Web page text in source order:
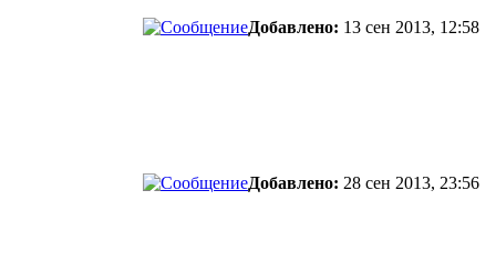
Добавлено: 13 сен 2013, 12:58
Добавлено: 28 сен 2013, 23:56